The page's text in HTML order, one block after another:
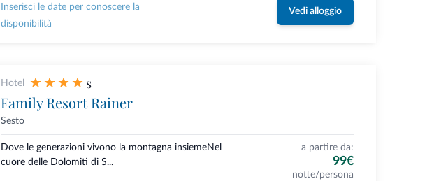
Inserisci le date per conoscere la
disponibilità
Vedi alloggio
Hotel s
Family Resort Rainer
Sesto
Dove le generazioni vivono la montagna insiemeNel
cuore delle Dolomiti di S...
a partire da:
99€
notte/persona